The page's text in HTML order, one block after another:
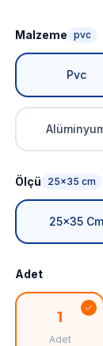
Malzeme pvc
Pvc
Ölçü 25x35 cm
25x35 Cm
Adet
1
Adet